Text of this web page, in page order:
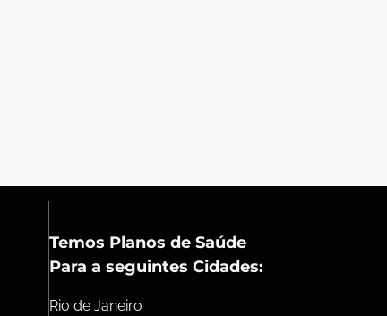
Temos Planos de Saúde
Para a seguintes Cidades:
Rio de Janeiro